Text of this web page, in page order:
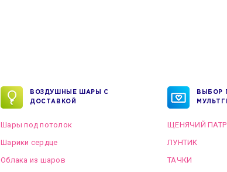
ВОЗДУШНЫЕ ШАРЫ С
ДОСТАВКОЙ
Шары под потолок
Шарики сердце
Облака из шаров
ВЫБОР
ЩЕНЯЧИЙ
ЛУНТИК
ТАЧКИ